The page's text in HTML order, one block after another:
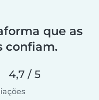
que as
confiam.
4,7 / 5